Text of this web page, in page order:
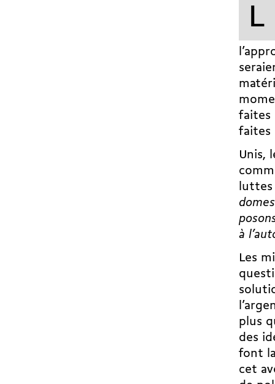
L
faites
faites
Unis,
à
Les
plus
des
font
cet